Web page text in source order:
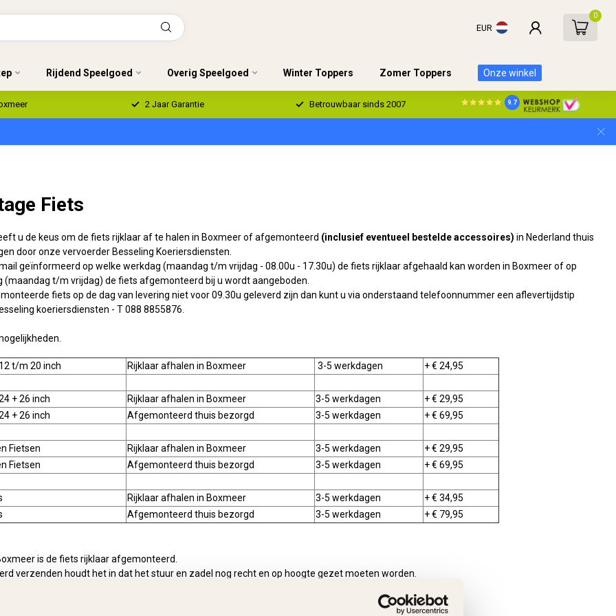
EUR
0
Rijdend Speelgoed Overig Speelgoed Winter Toppers Zomer Toppers Onze winkel
2 Jaar Garantie Betrouwbaar sinds 2007 9.7
Fiets
u de keus om de fiets rijklaar af te halen in Boxmeer of afgemonteerd (inclusief eventueel bestelde accessoires) in Nederland thuis
door onze vervoerder Besseling Koeriersdiensten.
geïnformeerd op welke werkdag (maandag t/m vrijdag - 08.00u - 17.30u) de fiets rijklaar afgehaald kan worden in Boxmeer of op
(maandag t/m vrijdag) de fiets afgemonteerd bij u wordt aangeboden.
fiets op de dag van levering niet voor 09.30u geleverd zijn dan kunt u via onderstaand telefoonnummer een aflevertijdstip
koeriersdiensten - T 088 8855876.
t/m 20 inch Rijklaar afhalen in Boxmeer 3-5 werkdagen + € 24,95
+ 26 inch Rijklaar afhalen in Boxmeer 3-5 werkdagen
+ € 29,95
+ 26 inch
Afgemonteerd thuis bezorgd 3-5 werkdagen + € 69,95
Fietsen Rijklaar afhalen in Boxmeer 3-5 werkdagen
+ € 29,95
Fietsen
Afgemonteerd thuis bezorgd 3-5 werkdagen + € 69,95
Rijklaar afhalen in Boxmeer 3-5 werkdagen
+ € 34,95
Afgemonteerd thuis bezorgd 3-5 werkdagen + € 79,95
is de fiets rijklaar afgemonteerd.
verzenden houdt het in dat het stuur en zadel nog recht en op hoogte gezet moeten worden.